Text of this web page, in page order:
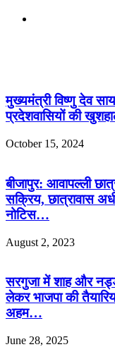
मुख्यमंत्री विष्णु देव
प्रदेशवासियों की
October 15, 2024
बीजापुर: आवापल्ली
सक्रिय, छात्रावास
नोटिस…
August 2, 2023
सरगुजा में शाह और
लेकर भाजपा की
अहम…
June 28, 2025